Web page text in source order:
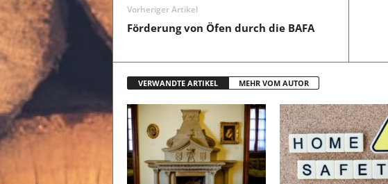
Vorheriger Artikel
Förderung von Öfen durch die BAFA
VERWANDTE ARTIKEL MEHR VOM AUTOR